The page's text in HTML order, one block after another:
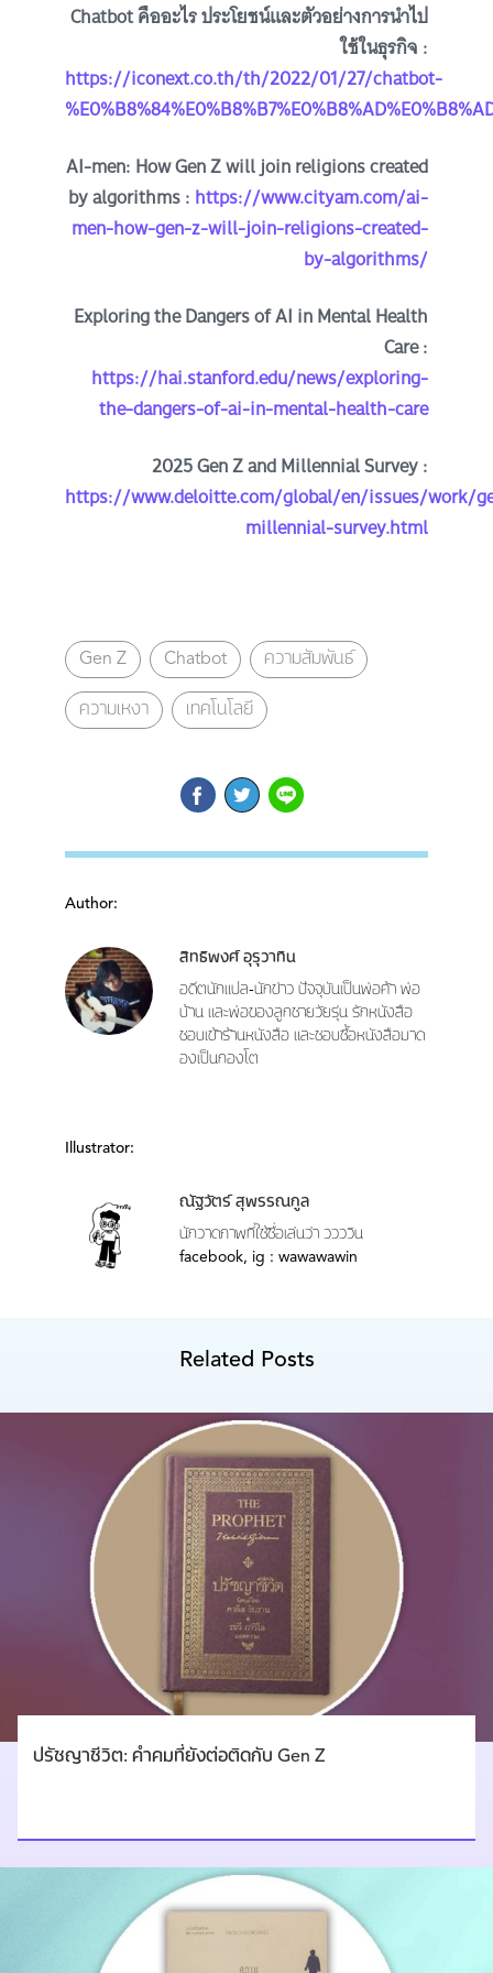
Chatbot คืออะไร ประโยชน์และตัวอย่างการนำไป
ใช้ในธุรกิจ :
https://iconext.co.th/th/2022/01/27/chatbot-
AI-men: How Gen Z will join religions created
by algorithms : https://www.cityam.com/ai-
men-how-gen-z-will-join-religions-created-
by-algorithms/
Exploring the Dangers of AI in Mental Health
Care :
https://hai.stanford.edu/news/exploring-
the-dangers-of-ai-in-mental-health-care
2025 Gen Z and Millennial Survey :
https://www.deloitte.com/global/en/issues/work/
millennial-survey.html
Gen Z Chatbot ความสัมพันธ์
ความเหงา เทคโนโลยี
Author:
สิทธิพงศ์ อุรุวาทิน
อดีตนักแปล-นักข่าว ปัจจุบันเป็นพ่อค้า พ่อ
บ้าน และพ่อของลูกชายวัยรุ่น รักหนังสือ
ชอบเข้าร้านหนังสือ และชอบซื้อหนังสือมาด
องเป็นกองโต
Illustrator:
ณัฐวัตร์ สุพรรณกูล
นักวาดภาพที่ใช้ชื่อเล่นว่า ววววิน
facebook, ig : wawawawin
Related Posts
ปรัชญาชีวิต: คำคมที่ยังต่อติดกับ Gen Z